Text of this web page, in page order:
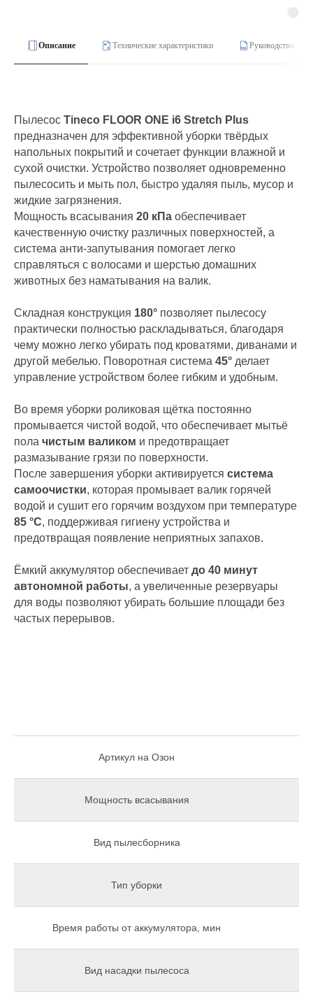
Описание Технические характеристики Руководство
Пылесос Tineco FLOOR ONE i6 Stretch Plus
предназначен для эффективной уборки твёрдых
напольных покрытий и сочетает функции влажной и
сухой очистки. Устройство позволяет одновременно
пылесосить и мыть пол, быстро удаляя пыль, мусор и
жидкие загрязнения.
Мощность всасывания 20 кПа обеспечивает
качественную очистку различных поверхностей, а
система анти-запутывания помогает легко
справляться с волосами и шерстью домашних
животных без наматывания на валик.
Складная конструкция 180° позволяет пылесосу
практически полностью раскладываться, благодаря
чему можно легко убирать под кроватями, диванами и
другой мебелью. Поворотная система 45° делает
управление устройством более гибким и удобным.
Во время уборки роликовая щётка постоянно
промывается чистой водой, что обеспечивает мытьё
пола чистым валиком и предотвращает
размазывание грязи по поверхности.
После завершения уборки активируется система
самоочистки, которая промывает валик горячей
водой и сушит его горячим воздухом при температуре
85 °C, поддерживая гигиену устройства и
предотвращая появление неприятных запахов.
Ёмкий аккумулятор обеспечивает до 40 минут
автономной работы, а увеличенные резервуары
для воды позволяют убирать большие площади без
частых перерывов.
Артикул на Озон
Мощность всасывания
Вид пылесборника
Тип уборки
Время работы от аккумулятора, мин
Вид насадки пылесоса
Вопросы по сотрудничеству: orders.ru@tineco.pro
Связаться по электронной почте